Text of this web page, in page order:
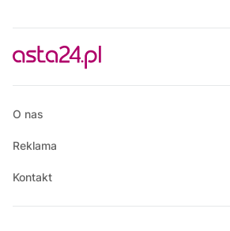
Ze starych taśm
21:30
Informacje
Własnymi ścieżkami
O nas
Reklama
Kontakt